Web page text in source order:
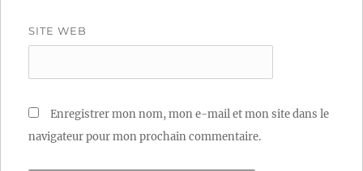
SITE WEB
Enregistrer mon nom, mon e-mail et mon site dans le
navigateur pour mon prochain commentaire.